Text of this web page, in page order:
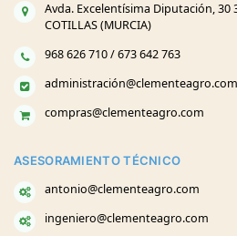
Avda. Excelentísima Diputación, 30
COTILLAS (MURCIA)
968 626 710 / 673 642 763
administración@clementeagro.com
compras@clementeagro.com
ASESORAMIENTO TÉCNICO
antonio@clementeagro.com
ingeniero@clementeagro.com